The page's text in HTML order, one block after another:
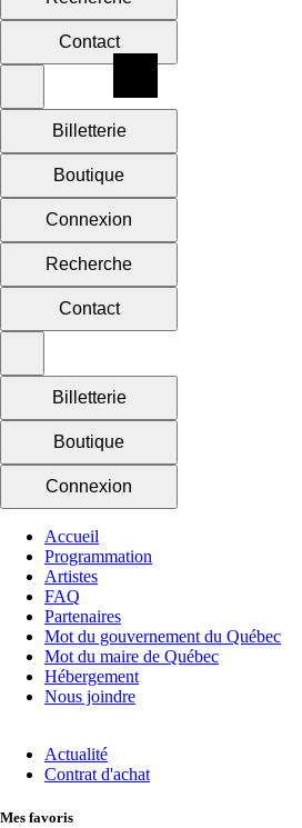
Contact
Billetterie
Boutique
Connexion
Recherche
Contact
Billetterie
Boutique
Connexion
Accueil
Programmation
Artistes
FAQ
Partenaires
Mot du gouvernement du Québec
Mot du maire de Québec
Hébergement
Nous joindre
Actualité
Contrat d'achat
Mes favoris